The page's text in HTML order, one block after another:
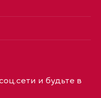
и будьте в